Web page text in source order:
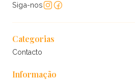
Siga-nos
Categorias
Contacto
Informação